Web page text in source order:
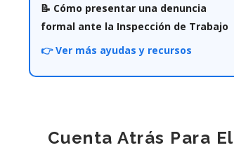
📝 Cómo presentar una denuncia
formal ante la Inspección de Trabajo
👉 Ver más ayudas y recursos
Cuenta Atrás Para El